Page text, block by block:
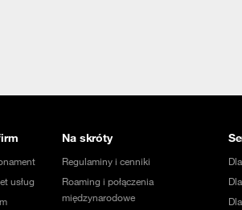
usług
Na skróty
Regulaminy i cenniki
Roaming i połączenia
międzynarodowe